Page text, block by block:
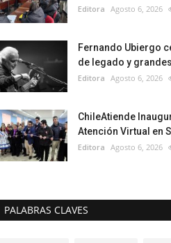
Editora Agosto 6, 2026
Fernando Ubiergo
de legado y
Editora Agosto 6, 2026
ChileAtiende
Atención Virtual en
Editora Agosto 6, 2026
PALABRAS CLAVES